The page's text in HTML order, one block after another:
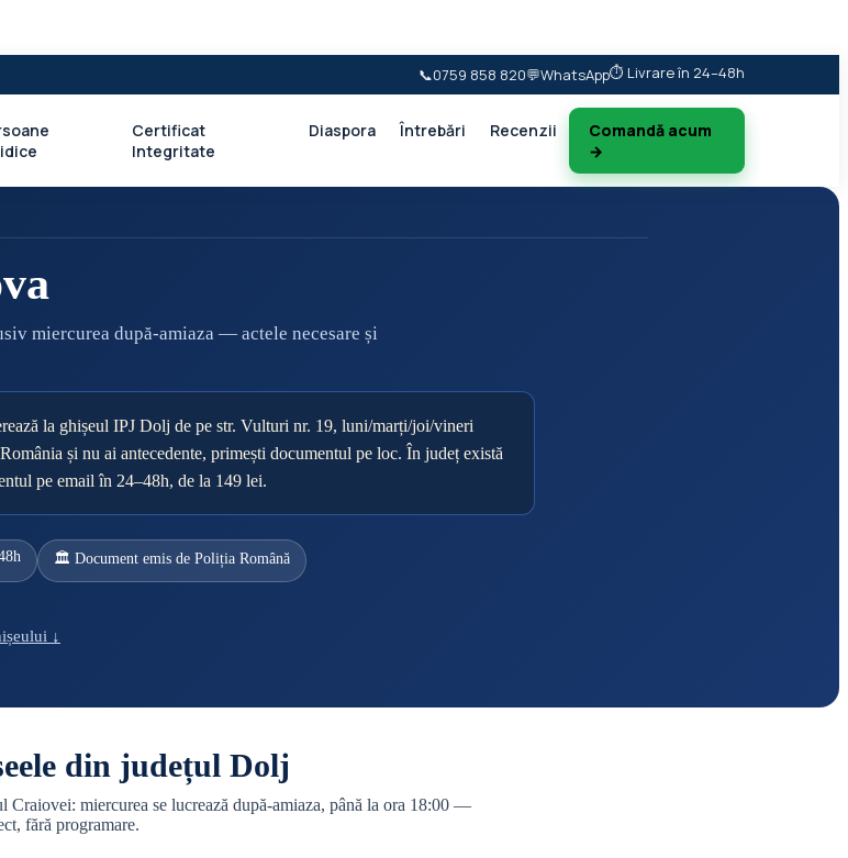
📞0759 858 820💬WhatsApp⏱️ Livrare în 24–48h
Certificat
Integritate
Diaspora Întrebări Recenzii
Comandă acum
→
miercurea după-amiaza — actele necesare și
la ghișeul IPJ Dolj de pe str. Vulturi nr. 19, luni/marți/joi/vineri
și nu ai antecedente, primești documentul pe loc. În județ există
pe email în 24–48h, de la 149 lei.
🏛️ Document emis de Poliția Română
↓
din județul Dolj
miercurea se lucrează după-amiaza, până la ora 18:00 —
fără programare.